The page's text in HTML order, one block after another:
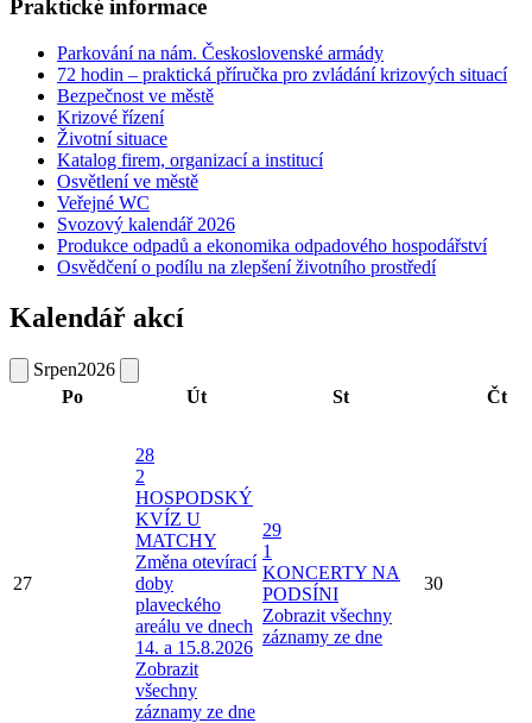
Praktické informace
Parkování na nám. Československé armády
72 hodin – praktická příručka pro zvládání krizových situací
Bezpečnost ve městě
Krizové řízení
Životní situace
Katalog firem, organizací a institucí
Osvětlení ve městě
Veřejné WC
Svozový kalendář 2026
Produkce odpadů a ekonomika odpadového hospodářství
Osvědčení o podílu na zlepšení životního prostředí
Kalendář akcí
Srpen2026
Po
Út St Čt
27
28
2
HOSPODSKÝ
KVÍZ U
MATCHY
Změna otevírací
doby
plaveckého
areálu ve dnech
14. a 15.8.2026
Zobrazit
všechny
záznamy ze dne
29
1
KONCERTY NA
PODSÍNI
Zobrazit všechny
záznamy ze dne
30